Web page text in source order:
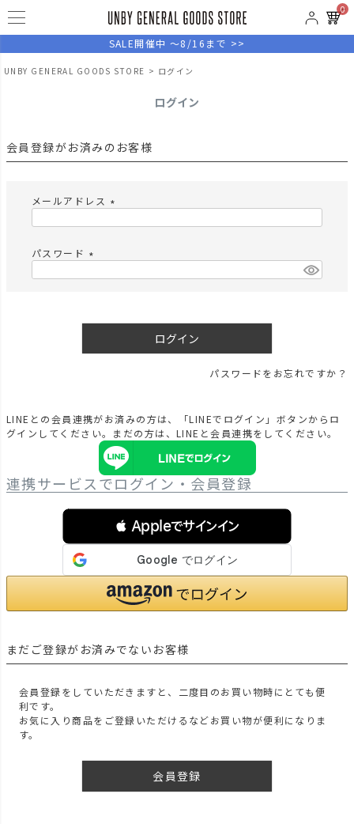
0
SALE開催中 ～8/16まで >>
UNBY GENERAL GOODS STORE ログイン
ログイン
会員登録がお済みのお客様
メールアドレス
)
パスワード
ログイン
パスワードをお忘れですか？
LINEとの会員連携がお済みの方は、「LINEでログイン」ボタンからロ
グインしてください。まだの方は、LINEと会員連携をしてください。
連携サービスでログイン・会員登録
 Appleでサインイン
まだご登録がお済みでないお客様
会員登録をしていただきますと、二度目のお買い物時にとても便
利です。
お気に入り商品をご登録いただけるなどお買い物が便利になりま
す。
会員登録